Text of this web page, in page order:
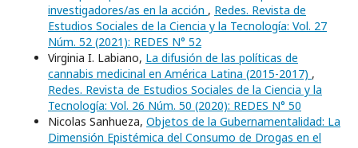
investigadores/as en la acción , Redes. Revista de
Estudios Sociales de la Ciencia y la Tecnología: Vol. 27
Núm. 52 (2021): REDES N° 52
Virginia I. Labiano, La difusión de las políticas de
cannabis medicinal en América Latina (2015-2017) ,
Redes. Revista de Estudios Sociales de la Ciencia y la
Tecnología: Vol. 26 Núm. 50 (2020): REDES N° 50
Nicolas Sanhueza, Objetos de la Gubernamentalidad: La
Dimensión Epistémica del Consumo de Drogas en el